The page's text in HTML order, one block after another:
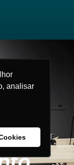
analisar